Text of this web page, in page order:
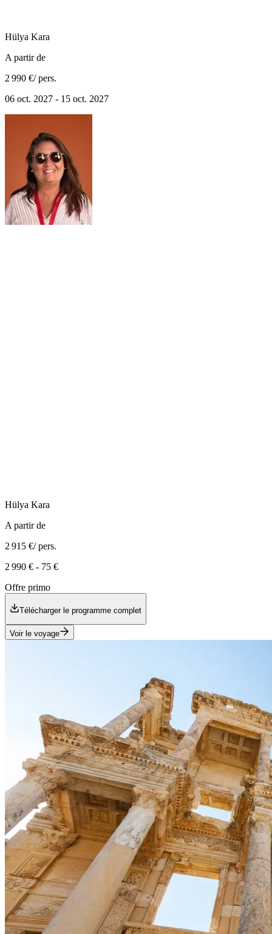
Hülya Kara
A partir de
2 990 €/ pers.
06 oct. 2027 - 15 oct. 2027
Hülya Kara
A partir de
2 915 €/ pers.
2 990 € - 75 €
Offre primo
Télécharger le programme complet
Voir le voyage